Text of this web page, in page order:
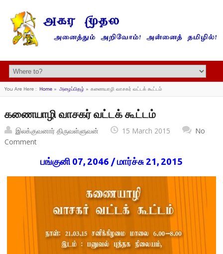
You Are Here : Home» அழைப்பிதழ் » கணையாழி வாசகர் வட்டக் கூட்டம்
கணையாழி வாசகர் வட்டக் கூட்டம்
இலக்குவனார் திருவள்ளுவன் 15 March 2015
No
Comment
பங்குனி 07, 2046 / மார்ச்சு 21, 2015